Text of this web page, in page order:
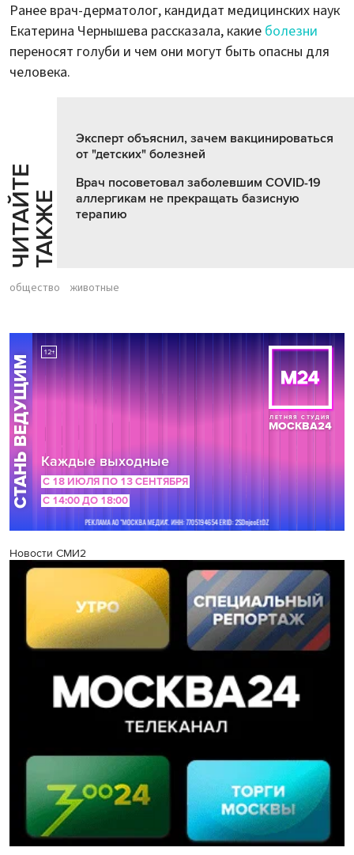
Ранее врач-дерматолог, кандидат медицинских наук
Екатерина Чернышева рассказала, какие болезни
переносят голуби и чем они могут быть опасны для
человека.
Ч
И
Т
АЙ
Т
Е
Т
А
К
ЖЕ
Эксперт объяснил, зачем вакцинироваться
от "детских" болезней
Врач посоветовал заболевшим COVID-19
аллергикам не прекращать базисную
терапию
общество животные
Новости СМИ2